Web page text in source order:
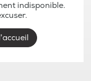
indisponible.